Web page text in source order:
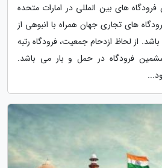
فرودگاه های بین المللی در امارات متحده
های تجاری جهان همراه با انبوهی از
از لحاظ ازدحام جمعیت، فرودگاه رتبه
فرودگاه در حمل و بار می باشد.